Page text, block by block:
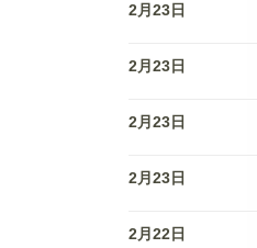
2月23日
2月23日
2月23日
2月23日
2月22日